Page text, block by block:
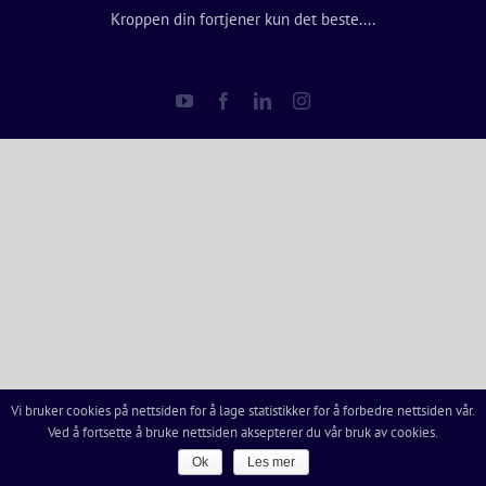
Kroppen din fortjener kun det beste....
YouTubeFacebookLinkedInInstagram
Vi bruker cookies på nettsiden for å lage statistikker for å forbedre nettsiden vår.
Ved å fortsette å bruke nettsiden aksepterer du vår bruk av cookies.
Ok Les mer